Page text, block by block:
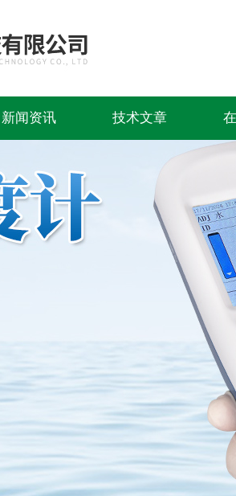
新闻资讯 技术文章